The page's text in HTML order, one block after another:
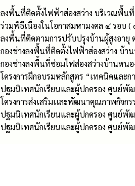
ลงพื้นที่ติดตั้งไฟฟ้าส่องสว่าง บริเวณพื้น
ร่วมพิธีเนื่องในโอกาสมหามงคล ๔ รอบ
ลงพื้นที่ติดตามการปรับปรุงบ้านผู้สูงอายุ
กองช่างลงพื้นที่ติดตั้งไฟฟ้าส่องสว่าง บ้า
กองช่างลงพื้นที่ซ่อมไฟส่องสว่างบ้านหน
โครงการฝึกอบรมหลักสูตร “เทคนิคแล
ปฐมนิเทศนักเรียนและผู้ปกครอง ศูนย์พัฒ
โครงการส่งเสริมเเละพัฒนาคุณภาพกิจ
ปฐมนิเทศนักเรียนและผู้ปกครอง ศูนย์พั
ปฐมนิเทศนักเรียนและผู้ปกครอง ศูนย์พั